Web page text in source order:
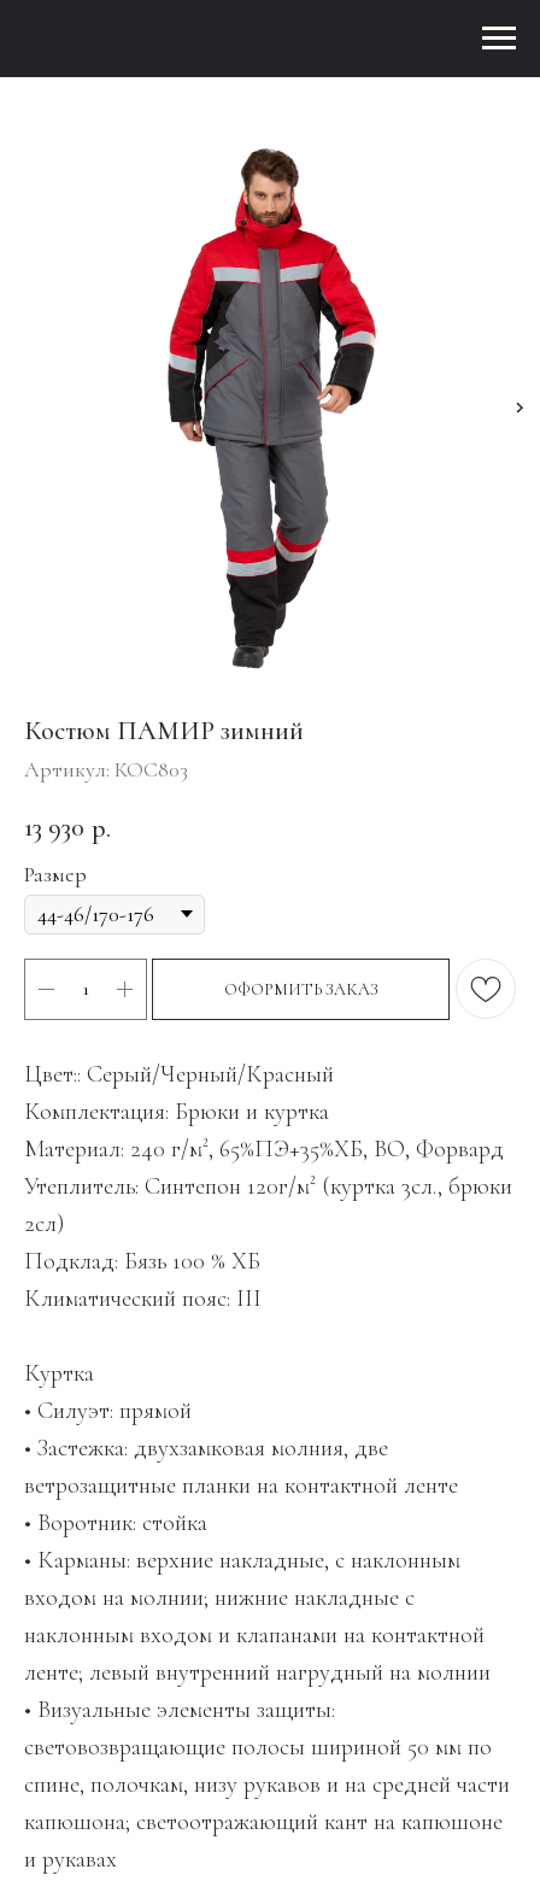
Костюм ПАМИР зимний
Артикул: КОС803
13 930 р.
Размер
ОФОРМИТЬ ЗАКАЗ
Цвет:: Серый/Черный/Красный
Комплектация: Брюки и куртка
Материал: 240 г/м², 65%ПЭ+35%ХБ, ВО, Форвард
Утеплитель: Синтепон 120г/м² (куртка 3сл., брюки
2сл)
Подклад: Бязь 100 % ХБ
Климатический пояс: III
Куртка
• Силуэт: прямой
• Застежка: двухзамковая молния, две
ветрозащитные планки на контактной ленте
• Воротник: стойка
• Карманы: верхние накладные, с наклонным
входом на молнии; нижние накладные с
наклонным входом и клапанами на контактной
ленте; левый внутренний нагрудный на молнии
• Визуальные элементы защиты:
световозвращающие полосы шириной 50 мм по
спине, полочкам, низу рукавов и на средней части
капюшона; светоотражающий кант на капюшоне
и рукавах